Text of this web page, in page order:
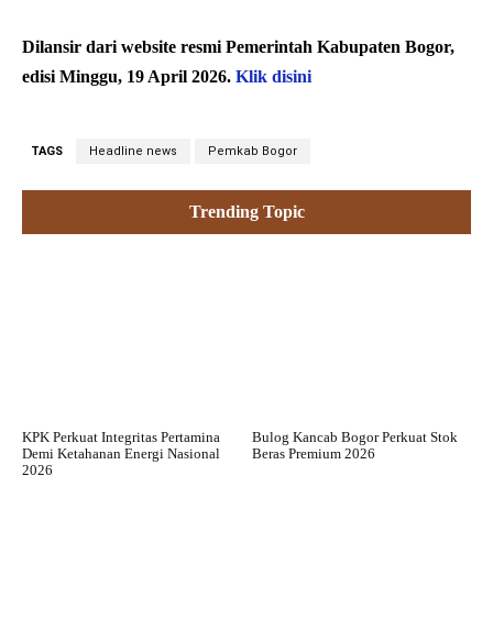
Dilansir dari website resmi Pemerintah Kabupaten Bogor,
edisi Minggu, 19 April 2026. Klik disini
TAGS Headline news Pemkab Bogor
Trending Topic
KPK Perkuat Integritas Pertamina
Demi Ketahanan Energi Nasional
2026
Bulog Kancab Bogor Perkuat Stok
Beras Premium 2026